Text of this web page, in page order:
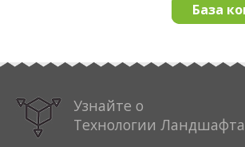
База
Узнайте о
Технологии Ландшафта